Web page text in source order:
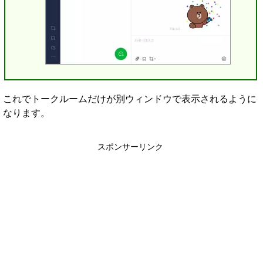
これでトークルームだけが別ウィンドウで表示されるように
なります。
スポンサーリンク